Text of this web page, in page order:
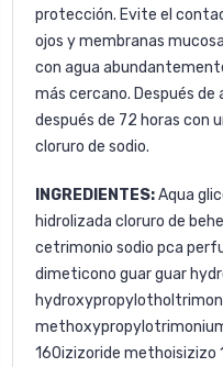
protección. Evite el
ojos y membranas
con agua
más cercano. Después de
después de 72 horas con
cloruro de sodio.
INGREDIENTES:Aqua
hidrolizada cloruro de
cetrimonio sodio pca
dimeticono guar guar
160izizoride methoisizizo